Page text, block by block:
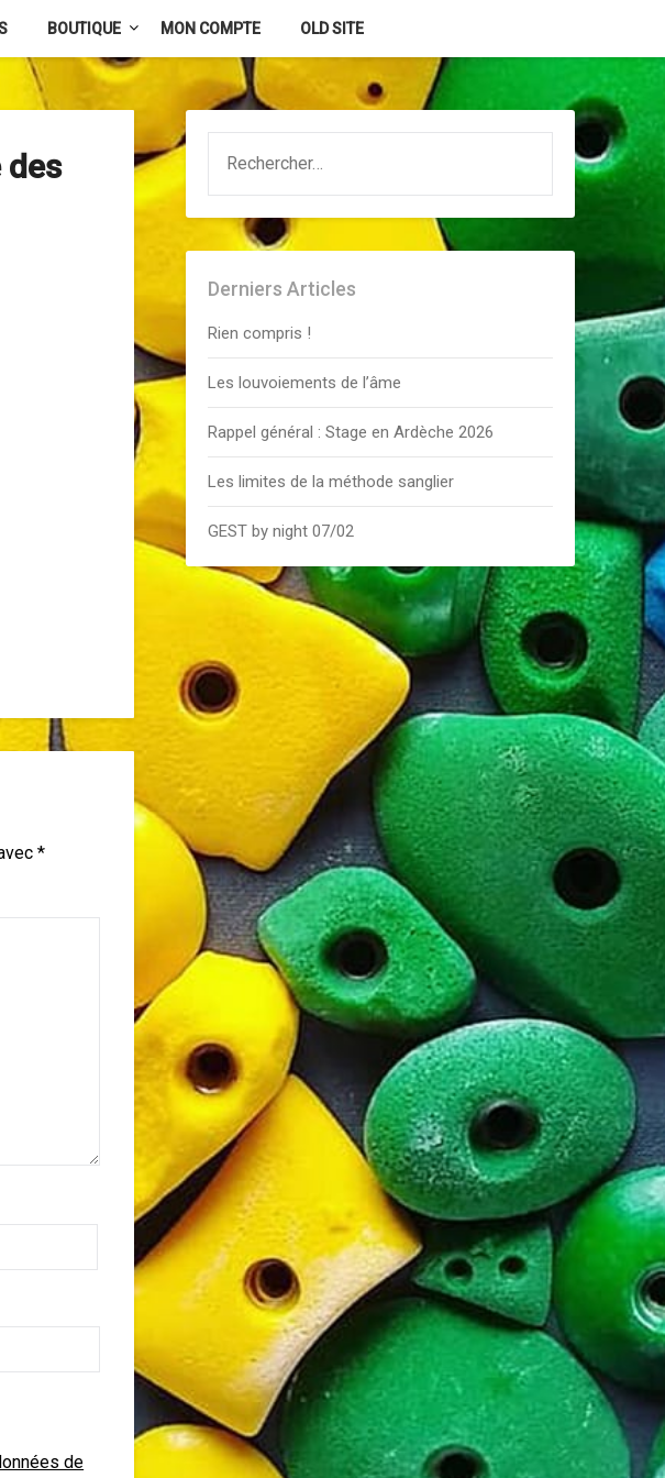
BOUTIQUE MON COMPTE OLD SITE
des
*
de
Derniers Articles
Rien compris !
Les louvoiements de l’âme
Rappel général : Stage en Ardèche 2026
Les limites de la méthode sanglier
GEST by night 07/02